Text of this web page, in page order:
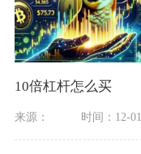
10倍杠杆怎么买
来源： 时间：12-01